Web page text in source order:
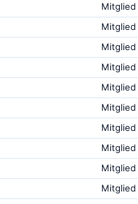
Mitglied
Mitglied
Mitglied
Mitglied
Mitglied
Mitglied
Mitglied
Mitglied
Mitglied
Mitglied